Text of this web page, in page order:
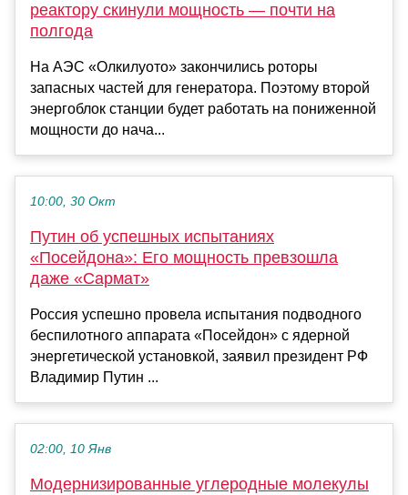
реактору скинули мощность — почти на
полгода
На АЭС «Олкилуото» закончились роторы
запасных частей для генератора. Поэтому второй
энергоблок станции будет работать на пониженной
мощности до нача...
10:00, 30 Окт
Путин об успешных испытаниях
«Посейдона»: Его мощность превзошла
даже «Сармат»
Россия успешно провела испытания подводного
беспилотного аппарата «Посейдон» с ядерной
энергетической установкой, заявил президент РФ
Владимир Путин ...
02:00, 10 Янв
Модернизированные углеродные молекулы